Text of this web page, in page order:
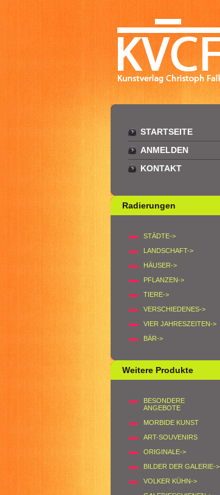
STARTSEITE
ANMELDEN
KONTAKT
Radierungen
STÄDTE->
LANDSCHAFT->
HÄUSER->
PFLANZEN->
TIERE->
VERSCHIEDENES->
VIER JAHRESZEITEN->
BÄR->
Weitere Produkte
BESONDERE
ANGEBOTE
MORBIDE KUNST
ART-SOUVENIRS
ORIGINALE->
BILDER DER GALERIE->
VOLKER KÜHN->